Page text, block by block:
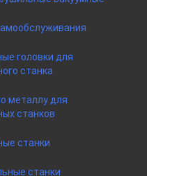
головки для
станка
металлу для
станков
станки
станки